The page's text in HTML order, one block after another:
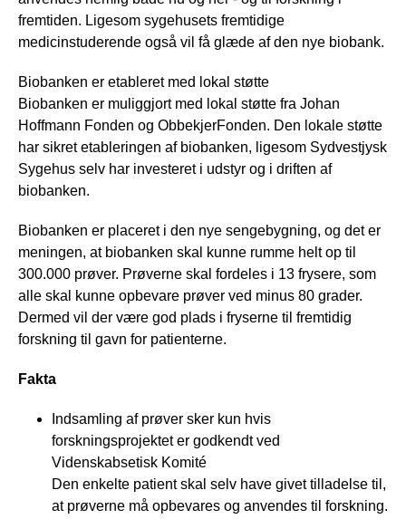
fremtiden. Ligesom sygehusets fremtidige
medicinstuderende også vil få glæde af den nye biobank.
Biobanken er etableret med lokal støtte
Biobanken er muliggjort med lokal støtte fra Johan
Hoffmann Fonden og ObbekjerFonden. Den lokale støtte
har sikret etableringen af biobanken, ligesom Sydvestjysk
Sygehus selv har investeret i udstyr og i driften af
biobanken.
Biobanken er placeret i den nye sengebygning, og det er
meningen, at biobanken skal kunne rumme helt op til
300.000 prøver. Prøverne skal fordeles i 13 frysere, som
alle skal kunne opbevare prøver ved minus 80 grader.
Dermed vil der være god plads i fryserne til fremtidig
forskning til gavn for patienterne.
Fakta
Indsamling af prøver sker kun hvis
forskningsprojektet er godkendt ved
Videnskabsetisk Komité
Den enkelte patient skal selv have givet tilladelse til,
at prøverne må opbevares og anvendes til forskning.